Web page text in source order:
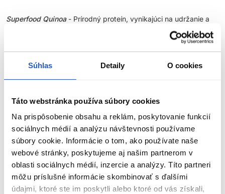
Súhlas Detaily O cookies
Táto webstránka používa súbory cookies
Na prispôsobenie obsahu a reklám, poskytovanie funkcií
sociálnych médií a analýzu návštevnosti používame
súbory cookie. Informácie o tom, ako používate naše
webové stránky, poskytujeme aj našim partnerom v
oblasti sociálnych médií, inzercie a analýzy. Títo partneri
môžu príslušné informácie skombinovať s ďalšími
údajmi, ktoré ste im poskytli alebo ktoré od vás získali,
Superfood Quinoa- Prírodný proteín, vynikajúci na udržanie a
podporu farby vlasov. Chráni farbu vlasov a zabraňuje jej
Keratín- Vytvára väzby vo vlasovom vlákne a pomáha opraviť
vnútornú štruktúru vlasov po farbení.
zaisťuje okamžitú a hĺbkovú hydratáciu. Hydratácia eliminuje
elektrizovanie a zvýrazňuje žiarivosť farby.
- Zvlhčujúca a obnovujúca zložka, ktorá sa nachádza
prirodzene v našom tele, pomáha obnoviť prirodzenú rovnováhu
a hydratáciu.
Vitamín E- Silný antioxidant, ktorý chráni vlasy pred voľnými
radikálmi a UV žiarením.
ZOBRAZIŤ VIAC
Parametre